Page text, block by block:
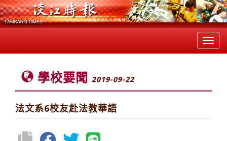
學校要聞 2019-09-22
法文系6校友赴法教華語